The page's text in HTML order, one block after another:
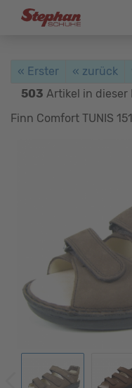
« Erster « zurück
503 Artikel in dieser
Finn Comfort TUNIS